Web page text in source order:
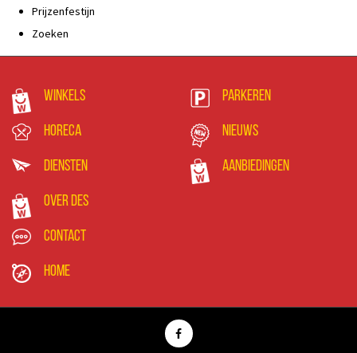
Prijzenfestijn
Zoeken
Winkels
Horeca
Diensten
Parkeren
Nieuws
Aanbiedingen
Over DES
Contact
Home